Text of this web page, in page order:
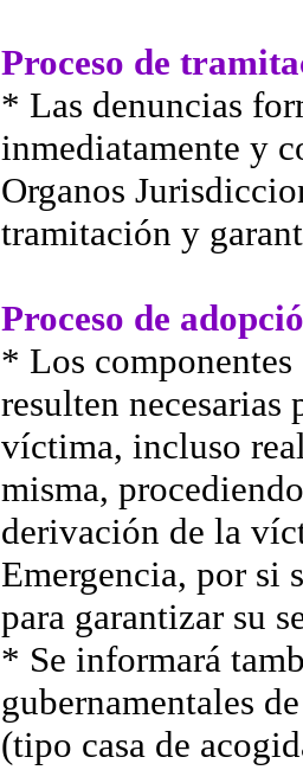
Proceso de
* Las denuncias
inmediatamente y
Organos
tramitación y
Proceso de
* Los componentes
resulten
víctima, incluso
misma,
derivación de la
Emergencia, por si
para garantizar su
* Se informará
gubernamentales
(tipo casa de